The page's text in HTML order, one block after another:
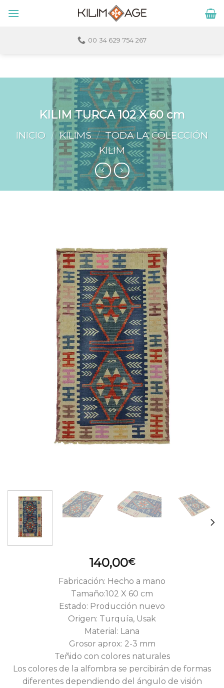
00 34 629 754 267
KILIM TURCA 102 X 60 cm
INICIO / KILIMS / TODA LA COLECCIÓN
KILIM
140,00€
Fabricación: Hecho a mano
Tamaño:102 X 60 cm
Estado: Producción nuevo
Origen: Turquía, Usak
Material: Lana
Grosor aprox: 2-3 mm
Teñido con colores naturales
Los colores de la alfombra se percibirán de formas
diferentes dependiendo del ángulo de visión